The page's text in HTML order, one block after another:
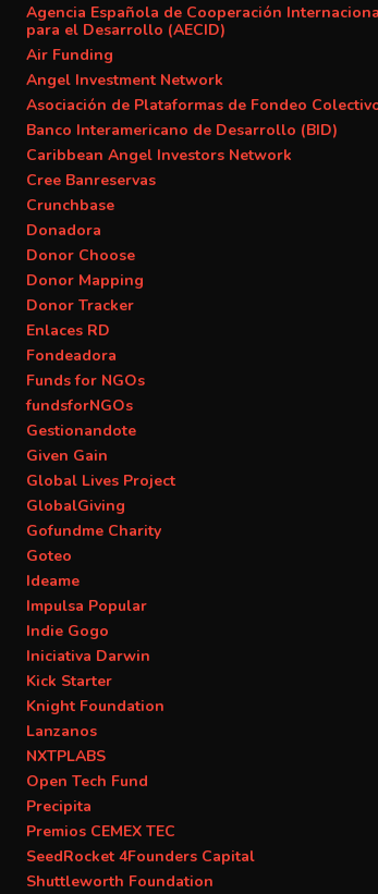
Agencia Española de Cooperación
para el Desarrollo (AECID)
Air Funding
Angel Investment Network
Asociación de Plataformas de Fondeo
Banco Interamericano de Desarrollo (BID)
Caribbean Angel Investors Network
Cree Banreservas
Crunchbase
Donadora
Donor Choose
Donor Mapping
Donor Tracker
Enlaces RD
Fondeadora
Funds for NGOs
fundsforNGOs
Gestionandote
Given Gain
Global Lives Project
GlobalGiving
Gofundme Charity
Goteo
Ideame
Impulsa Popular
Indie Gogo
Iniciativa Darwin
Kick Starter
Knight Foundation
Lanzanos
NXTPLABS
Open Tech Fund
Precipita
Premios CEMEX TEC
SeedRocket 4Founders Capital
Shuttleworth Foundation